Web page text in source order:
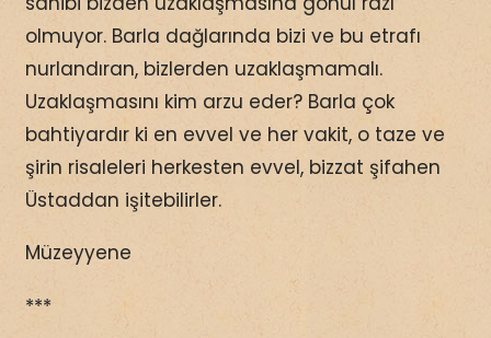
olmuyor. Barla dağlarında bizi ve bu etrafı
nurlandıran, bizlerden uzaklaşmamalı.
Uzaklaşmasını kim arzu eder? Barla çok
bahtiyardır ki en evvel ve her vakit, o taze ve
şirin risaleleri herkesten evvel, bizzat şifahen
Üstaddan işitebilirler.
Müzeyyene
***